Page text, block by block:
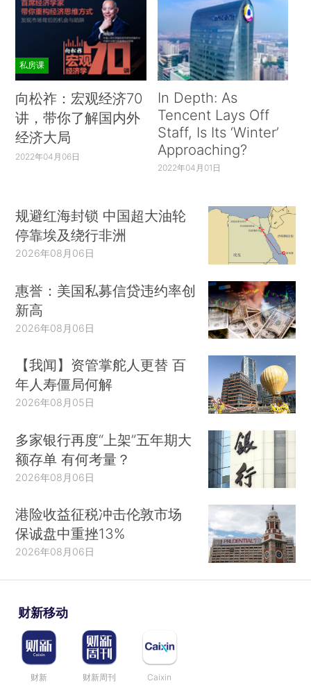
私房课
向松祚：宏观经济70
讲，带你了解国内外
经济大局
2022年04月06日
In Depth: As
Tencent Lays Off
Staff, Is Its ‘Winter’
Approaching?
2022年04月01日
规避红海封锁 中国超大油轮
停靠埃及绕行非洲
2026年08月06日
惠誉：美国私募信贷违约率创
新高
2026年08月06日
【我闻】资管掌舵人更替 百
年人寿僵局何解
2026年08月05日
多家银行再度“上架”五年期大
额存单 有何考量？
2026年08月06日
港险收益征税冲击伦敦市场
保诚盘中重挫13%
2026年08月06日
财新移动
财新 财新周刊 Caixin